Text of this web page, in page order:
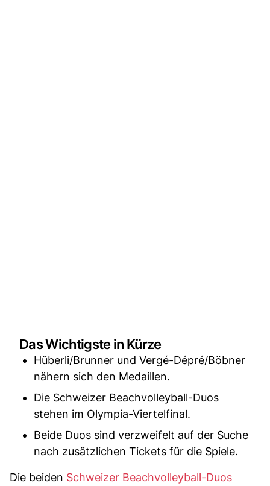
Das Wichtigste in Kürze
Hüberli/Brunner und Vergé-Dépré/Böbner
nähern sich den Medaillen.
Die Schweizer Beachvolleyball-Duos
stehen im Olympia-Viertelfinal.
Beide Duos sind verzweifelt auf der Suche
nach zusätzlichen Tickets für die Spiele.
Die beiden Schweizer Beachvolleyball-Duos